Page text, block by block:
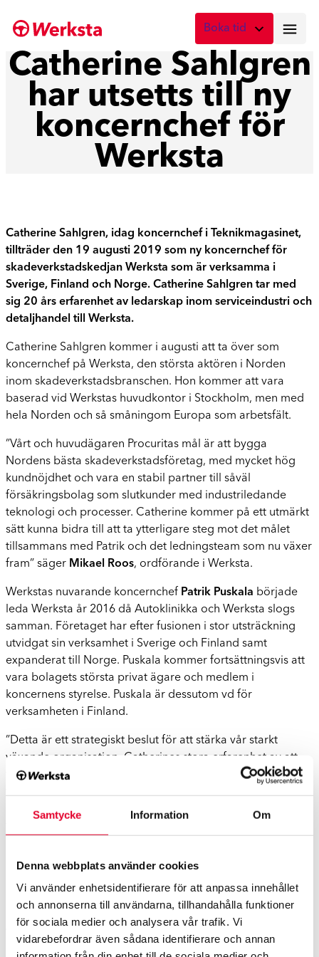
Samtycke Information Om
Denna webbplats använder cookies
Vi använder enhetsidentifierare för att anpassa innehållet
och annonserna till användarna, tillhandahålla funktioner
för sociala medier och analysera vår trafik. Vi
vidarebefordrar även sådana identifierare och annan
till
Boka tid
Vad önskar du att boka?
Digital skadebesiktning
Fota skadan med mobilen
Skadebesiktning på verkstad
Boka tid här
Lagning av stenskott
Boka reparation av vindruta
Byte av vindruta
Boka byte av vindruta
Catherine Sahlgren
har utsetts till ny
koncernchef för
Werksta
Catherine Sahlgren, idag koncernchef i Teknikmagasinet,
tillträder den 19 augusti 2019 som ny koncernchef för
skadeverkstadskedjan Werksta som är verksamma i
Sverige, Finland och Norge. Catherine Sahlgren tar med
sig 20 års erfarenhet av ledarskap inom serviceindustri och
detaljhandel till Werksta.
Catherine Sahlgren kommer i augusti att ta över som
koncernchef på Werksta, den största aktören i Norden
inom skadeverkstadsbranschen. Hon kommer att vara
baserad vid Werkstas huvudkontor i Stockholm, men med
hela Norden och så småningom Europa som arbetsfält.
”Vårt och huvudägaren Procuritas mål är att bygga
Nordens bästa skadeverkstadsföretag, med mycket hög
kundnöjdhet och vara en stabil partner till såväl
försäkringsbolag som slutkunder med industriledande
teknologi och processer. Catherine kommer på ett utmärkt
sätt kunna bidra till att ta ytterligare steg mot det målet
tillsammans med Patrik och det ledningsteam som nu växer
fram” säger Mikael Roos, ordförande i Werksta.
Werkstas nuvarande koncernchef Patrik Puskala började
leda Werksta år 2016 då Autoklinikka och Werksta slogs
samman. Företaget har efter fusionen i stor utsträckning
utvidgat sin verksamhet i Sverige och Finland samt
expanderat till Norge. Puskala kommer fortsättningsvis att
vara bolagets största privat ägare och medlem i
koncernens styrelse. Puskala är dessutom vd för
verksamheten i Finland.
”Detta är ett strategiskt beslut för att stärka vår starkt
växande organisation. Catherines stora erfarenhet av att
verka på den svenska och nordiska marknaden kommer att
lämna Werksta, utan kommer fortsatt att utveckla
ekonomi, har tidigare varit vd för Selecta Norden och innan
dess vd för Pressbyrån.
”Jag är glad över att tillsammans med det kunniga
Werksta-gänget få skapa det starkaste nordiska varumärket
inom skadeverkstadsbranschen och den bästa